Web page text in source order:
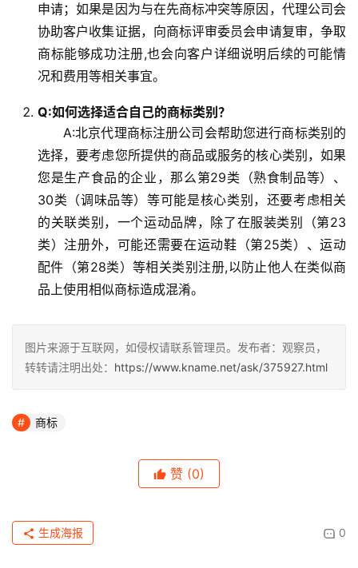
申请；如果是因为与在先商标冲突等原因，代理公司会
协助客户收集证据，向商标评审委员会申请复审，争取
商标能够成功注册,也会向客户详细说明后续的可能情
况和费用等相关事宜。
Q:如何选择适合自己的商标类别？
A:北京代理商标注册公司会帮助您进行商标类别的
选择，要考虑您所提供的商品或服务的核心类别，如果
您是生产食品的企业，那么第29类（熟食制品等）、
30类（调味品等）等可能是核心类别，还要考虑相关
的关联类别，一个运动品牌，除了在服装类别（第23
类）注册外，可能还需要在运动鞋（第25类）、运动
配件（第28类）等相关类别注册,以防止他人在类似商
品上使用相似商标造成混淆。
图片来源于互联网，如侵权请联系管理员。发布者：观察员，
转转请注明出处： https://www.kname.net/ask/375927.html
商标
赞 (0)
0
生成海报